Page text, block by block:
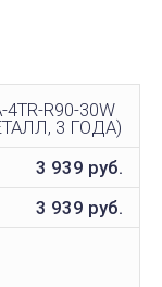
R90-30W
3 ГОДА)
3 939 руб.
3 939 руб.